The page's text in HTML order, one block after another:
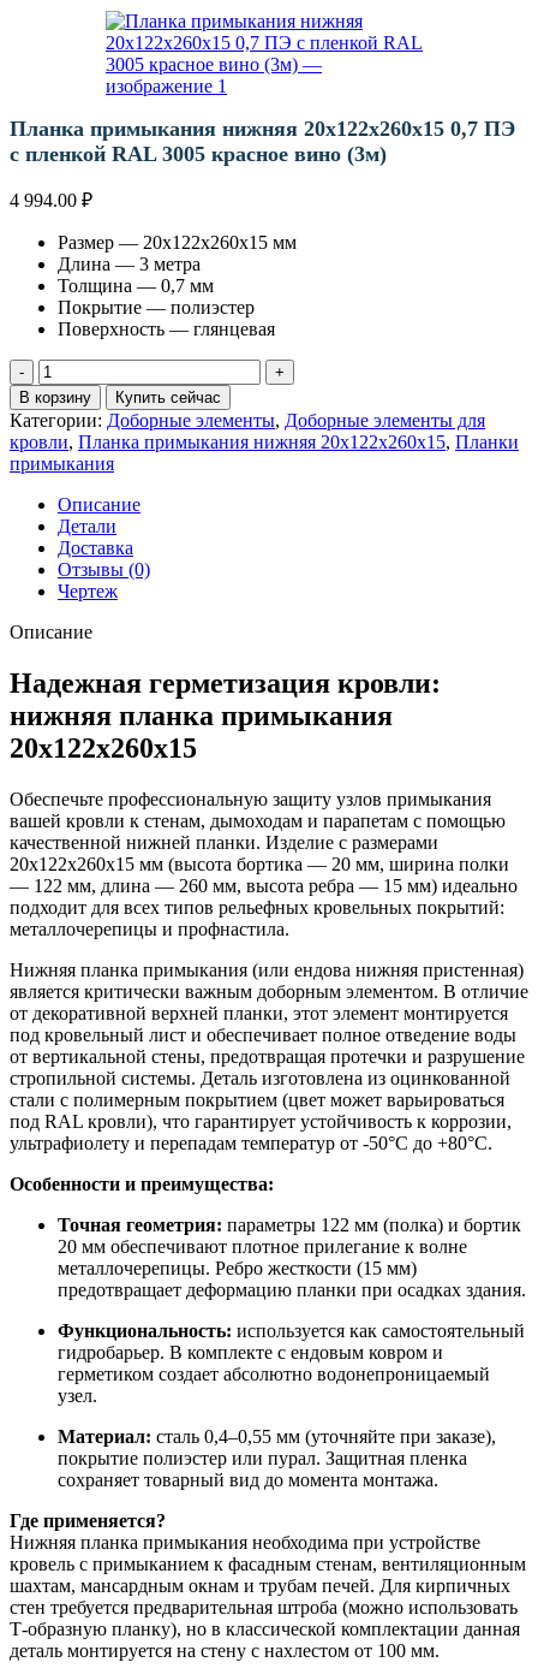
Планка примыкания нижняя 20х122х260х15 0,7 ПЭ
с пленкой RAL 3005 красное вино (3м)
4 994.00 ₽
Размер — 20х122х260х15 мм
Длина — 3 метра
Толщина — 0,7 мм
Покрытие — полиэстер
Поверхность — глянцевая
Количество
товара
Планка
примыкания
нижняя
20х122х260х15
0,7
ПЭ
с
пленкой
RAL
красное
В корзину Купить сейчас
Категории: Доборные элементы, Доборные элементы для
кровли, Планка примыкания нижняя 20х122х260х15, Планки
примыкания
Описание
Детали
Доставка
Отзывы (0)
Чертеж
Описание
Надежная герметизация кровли:
нижняя планка примыкания
20х122х260х15
Обеспечьте профессиональную защиту узлов примыкания
вашей кровли к стенам, дымоходам и парапетам с помощью
качественной нижней планки. Изделие с размерами
20х122х260х15 мм (высота бортика — 20 мм, ширина полки
— 122 мм, длина — 260 мм, высота ребра — 15 мм) идеально
подходит для всех типов рельефных кровельных покрытий:
металлочерепицы и профнастила.
Нижняя планка примыкания (или ендова нижняя пристенная)
является критически важным доборным элементом. В отличие
от декоративной верхней планки, этот элемент монтируется
под кровельный лист и обеспечивает полное отведение воды
от вертикальной стены, предотвращая протечки и разрушение
стропильной системы. Деталь изготовлена из оцинкованной
стали с полимерным покрытием (цвет может варьироваться
под RAL кровли), что гарантирует устойчивость к коррозии,
ультрафиолету и перепадам температур от -50°C до +80°C.
Особенности и преимущества:
Точная геометрия: параметры 122 мм (полка) и бортик
20 мм обеспечивают плотное прилегание к волне
металлочерепицы. Ребро жесткости (15 мм)
предотвращает деформацию планки при осадках здания.
Функциональность: используется как самостоятельный
гидробарьер. В комплекте с ендовым ковром и
герметиком создает абсолютно водонепроницаемый
узел.
Материал: сталь 0,4–0,55 мм (уточняйте при заказе),
покрытие полиэстер или пурал. Защитная пленка
сохраняет товарный вид до момента монтажа.
Где применяется?
Нижняя планка примыкания необходима при устройстве
кровель с примыканием к фасадным стенам, вентиляционным
шахтам, мансардным окнам и трубам печей. Для кирпичных
стен требуется предварительная штроба (можно использовать
Т-образную планку), но в классической комплектации данная
деталь монтируется на стену с нахлестом от 100 мм.